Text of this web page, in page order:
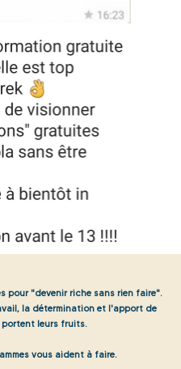
pour "devenir riche sans rien faire".
la détermination et l'apport de
leurs fruits.
vous aident à faire.